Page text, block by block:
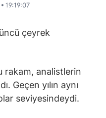
19:19:07
çeyrek
rakam, analistlerin
Geçen yılın aynı
seviyesindeydi.